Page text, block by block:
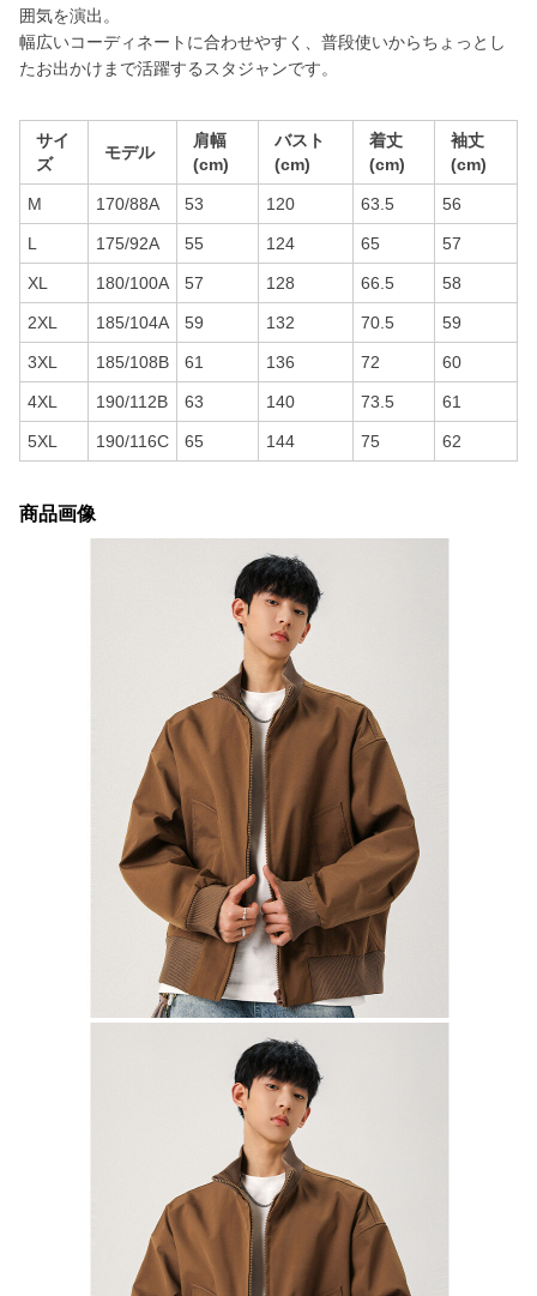
囲気を演出。
幅広いコーディネートに合わせやすく、普段使いからちょっとし
たお出かけまで活躍するスタジャンです。
サイ
ズ
モデル
肩幅
(cm)
バスト
(cm)
着丈
(cm)
袖丈
(cm)
M 170/88A 53 120 63.5 56
L 175/92A 55 124 65 57
XL 180/100A 57 128 66.5 58
2XL 185/104A 59 132 70.5 59
3XL 185/108B 61 136 72 60
4XL 190/112B 63 140 73.5 61
5XL 190/116C 65 144 75 62
商品画像